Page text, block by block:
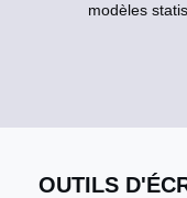
modèles
OUTILS